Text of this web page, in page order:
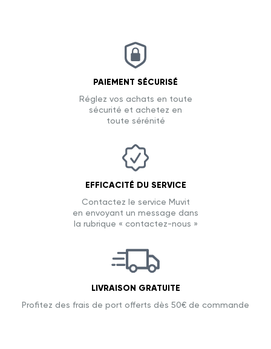
PAIEMENT SÉCURISÉ
Réglez vos achats en toute
sécurité et achetez en
toute sérénité
EFFICACITÉ DU SERVICE
Contactez le service Muvit
en envoyant un message dans
la rubrique « contactez-nous »
LIVRAISON GRATUITE
Profitez des frais de port offerts dès 50€ de commande